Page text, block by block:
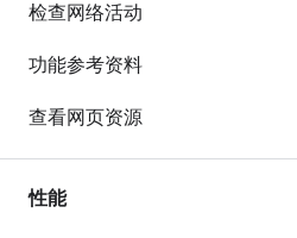
检查网络活动
功能参考资料
查看网页资源
性能